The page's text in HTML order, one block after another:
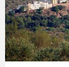
Presentació